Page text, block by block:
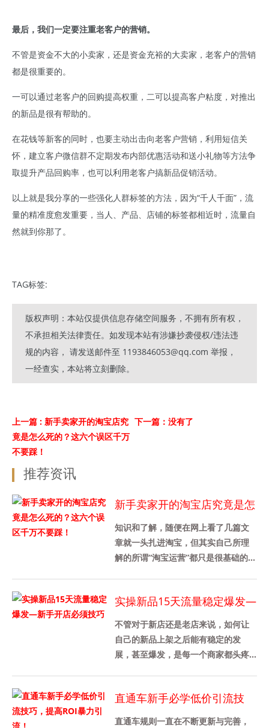
最后，我们一定要注重老客户的营销。
不管是资金不大的小卖家，还是资金充裕的大卖家，老客户的营销
都是很重要的。
一可以通过老客户的回购提高权重，二可以提高客户粘度，对推出
的新品是很有帮助的。
在花钱等新客的同时，也要主动出击向老客户营销，利用短信关
怀，建立客户微信群不定期发布内部优惠活动和送小礼物等方法争
取提升产品回购率，也可以利用老客户搞新品促销活动。
以上就是我分享的一些强化人群标签的方法，因为“千人千面”，流
量的精准度愈发重要，当人、产品、店铺的标签都相近时，流量自
然就到你那了。
TAG标签:
版权声明：本站仅提供信息存储空间服务，不拥有所有权，
不承担相关法律责任。如发现本站有涉嫌抄袭侵权/违法违
规的内容， 请发送邮件至 1193846053@qq.com 举报，
一经查实，本站将立刻删除。
上一篇 : 新手卖家开的淘宝店究
竟是怎么死的？这六个误区千万
不要踩！
下一篇：没有了
推荐资讯
新手卖家开的淘宝店究竟是怎
么死的？这六个误区千万不要
踩！
知识和了解，随便在网上看了几篇文
章就一头扎进淘宝，但其实自己所理
解的所谓“淘宝运营”都只是很基础的知
实操新品15天流量稳定爆发—
新手开店必须技巧
不管对于新店还是老店来说，如何让
自己的新品上架之后能有稳定的发
展，甚至爆发，是每一个商家都头疼
部......
直通车新手必学低价引流技
巧，提高ROI暴力引流！
直通车规则一直在不断更新与完善，